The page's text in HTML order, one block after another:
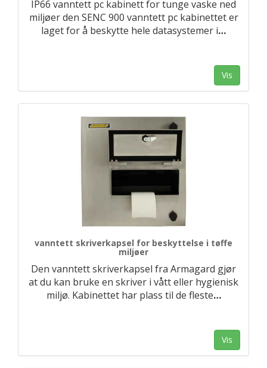
IP66 vanntett pc kabinett for tunge vaske ned
miljøer den SENC 900 vanntett pc kabinettet er
laget for å beskytte hele datasystemer i…
Vis
vanntett skriverkapsel for beskyttelse i tøffe
miljøer
Den vanntett skriverkapsel fra Armagard gjør
at du kan bruke en skriver i vått eller hygienisk
miljø. Kabinettet har plass til de fleste…
Vis